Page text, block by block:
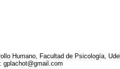
Humano, Facultad de Psicología,
gplachot@gmail.com